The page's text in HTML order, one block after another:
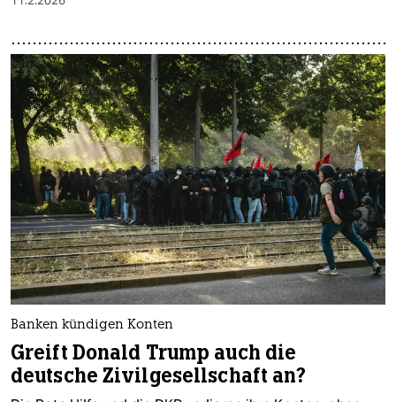
Banken kündigen Konten
Greift Donald Trump auch die
deutsche Zivilgesellschaft an?